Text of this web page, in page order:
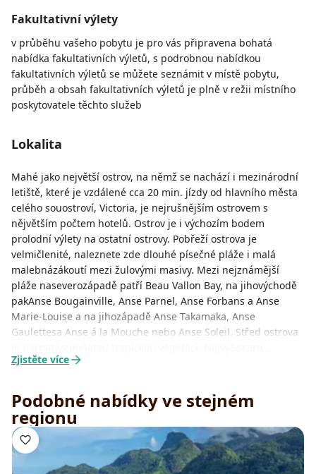
Fakultativní výlety
v průběhu vašeho pobytu je pro vás připravena bohatá
nabídka fakultativních výletů, s podrobnou nabídkou
fakultativních výletů se můžete seznámit v místě pobytu,
průběh a obsah fakultativních výletů je plně v režii místního
poskytovatele těchto služeb
Lokalita
Mahé jako největší ostrov, na němž se nachází i mezinárodní
letiště, které je vzdálené cca 20 min. jízdy od hlavního města
celého souostroví, Victoria, je nejrušnějším ostrovem s
nějvětším počtem hotelů. Ostrov je i výchozím bodem
prolodní výlety na ostatní ostrovy. Pobřeží ostrova je
velmičlenité, naleznete zde dlouhé písečné pláže i malá
malebnázákoutí mezi žulovými masivy. Mezi nejznámější
pláže naseverozápadě patří Beau Vallon Bay, na jihovýchodě
pakAnse Bougainville, Anse Parnel, Anse Forbans a Anse
Marie-Louise a na jihozápadě Anse Takamaka, Anse
Gaulettesa Anse á la Mouche nebo Anse Soleil. Střed ostrova
Zjistěte více
Podobné nabídky ve stejném
regionu